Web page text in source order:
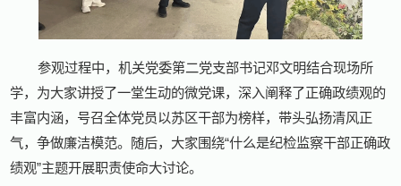
参观过程中，机关党委第二党支部书记邓文明结合现场所
学，为大家讲授了一堂生动的微党课，深入阐释了正确政绩观的
丰富内涵，号召全体党员以苏区干部为榜样，带头弘扬清风正
气，争做廉洁模范。随后，大家围绕“什么是纪检监察干部正确政
绩观”主题开展职责使命大讨论。